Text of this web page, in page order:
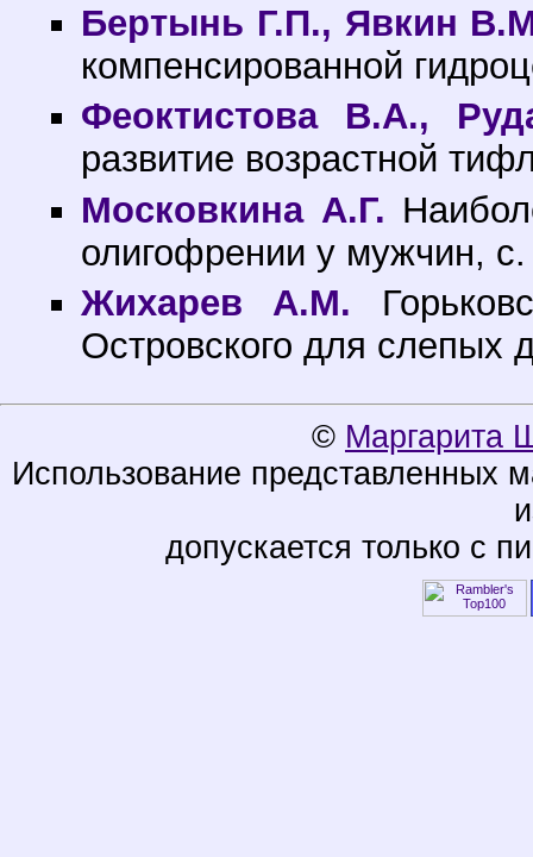
Бертынь Г.П., Явкин
компенсированной
Феоктистова В.А.,
развитие возрастной
Московкина А.Г.
олигофрении у мужчин,
Жихарев А.М.
Островского для слепых
© Маргарита
Использование представленных
допускается только с